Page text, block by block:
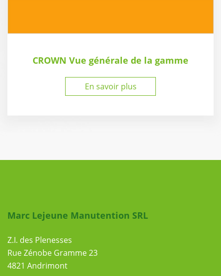
CROWN Vue générale de la gamme
En savoir plus
Liens utiles
Marc Lejeune Manutention SRL
Z.I. des Plenesses
Rue Zénobe Gramme 23
4821 Andrimont